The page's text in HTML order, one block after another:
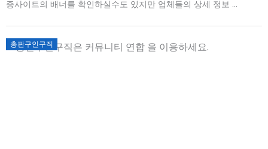
증사이트의 배너를 확인하실수도 있지만 업체들의 상세 정보 ...
총판구인구직
Posted
on